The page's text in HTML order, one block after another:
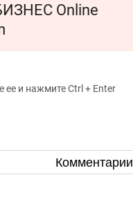
Online
ее и нажмите Ctrl + Enter
Комментарии